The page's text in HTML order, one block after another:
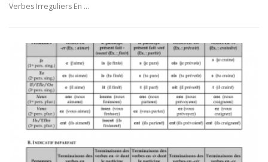
Verbes Irreguliers En …